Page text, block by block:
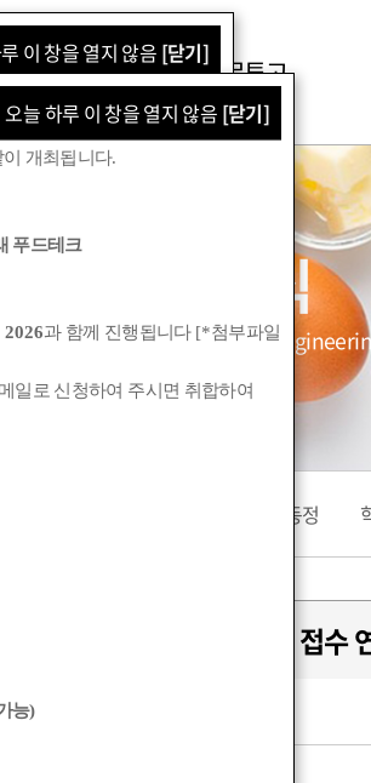
회소식 논문투고
학회소식
Korean Society for Food
회원동정
년도 추계 학술대회 초록 접수
이 창을 열지 않음 [닫기]
오늘 하루 이 창을 열지 않음 [닫기]
개최됩니다.
푸드테크
과 함께 진행됩니다 [*첨부파일
일로 신청하여 주시면 취합하여
능)